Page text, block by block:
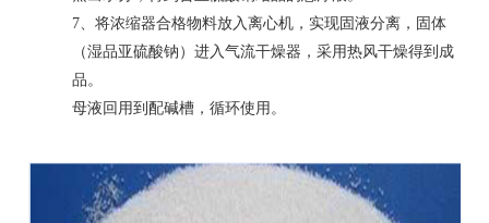
7、将浓缩器合格物料放入离心机，实现固液分离，固体
（湿品亚硫酸钠）进入气流干燥器 ，采用热风干燥得到成
品。
母液回用到配碱槽，循环使用。